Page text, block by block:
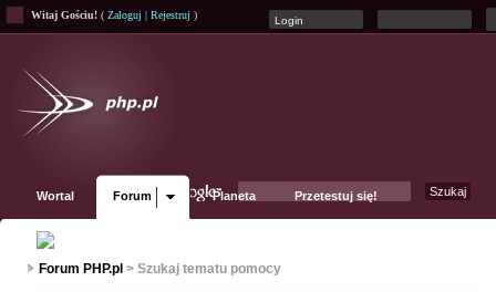
Witaj Gościu! ( Zaloguj | Rejestruj )
Wortal Forum Planeta Przetestuj się!
Forum PHP.pl > Szukaj tematu pomocy